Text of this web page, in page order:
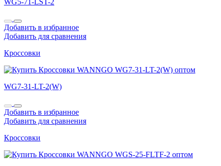
Добавить в избранное
Добавить для сравнения
Кроссовки
WG7-31-LT-2(W)
Добавить в избранное
Добавить для сравнения
Кроссовки